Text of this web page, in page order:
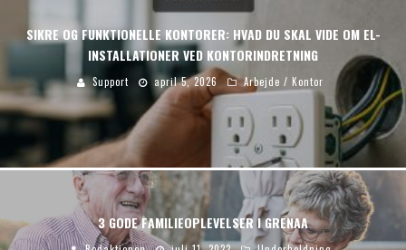
SIKRE OG FUNKTIONELLE KONTORER: HVAD DU SKAL VIDE OM EL-
INSTALLATIONER VED KONTORINDRETNING
Support april 5, 2026 Arbejde / Kontor
3 GODE FAMILIEOPLEVELSER I GRENAA